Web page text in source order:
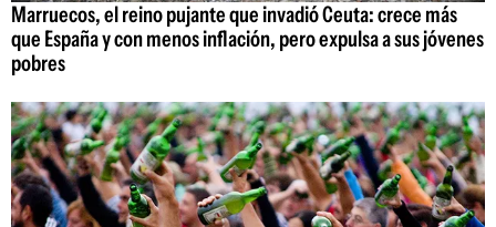
Marruecos, el reino pujante que invadió Ceuta: crece más
que España y con menos inflación, pero expulsa a sus jóvenes
pobres